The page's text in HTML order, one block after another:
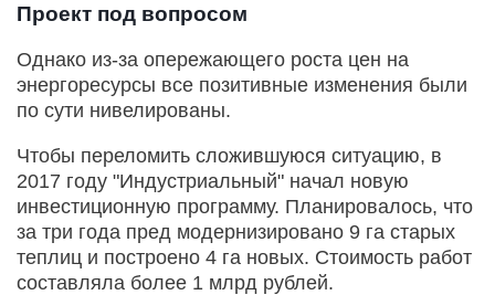
Проект под вопросом
Однако из-за опережающего роста цен на
энергоресурсы все позитивные изменения были
по сути нивелированы.
Чтобы переломить сложившуюся ситуацию, в
2017 году "Индустриальный" начал новую
инвестиционную программу. Планировалось, что
за три года пред модернизировано 9 га старых
теплиц и построено 4 га новых. Стоимость работ
составляла более 1 млрд рублей.